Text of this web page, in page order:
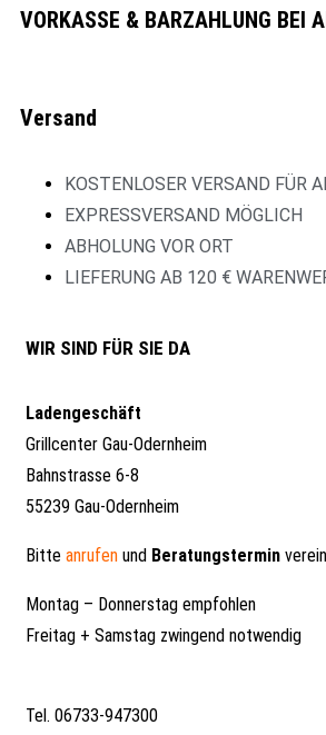
VORKASSE & BARZAHLUNG BEI
Versand
KOSTENLOSER VERSAND FÜR
EXPRESSVERSAND MÖGLICH
ABHOLUNG VOR ORT
LIEFERUNG AB 120 €
WIR SIND FÜR SIE DA
Ladengeschäft
Grillcenter Gau-Odernheim
Bahnstrasse 6-8
55239 Gau-Odernheim
Bitte anrufen und Beratungstermin
Montag – Donnerstag empfohlen
Freitag + Samstag zwingend notwendig
Tel. 06733-947300